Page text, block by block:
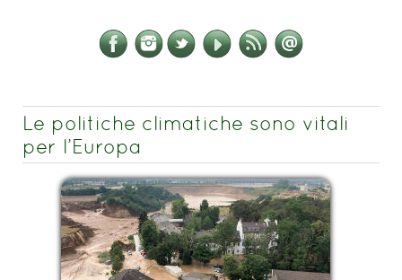
Le politiche climatiche sono vitali
per l’Europa